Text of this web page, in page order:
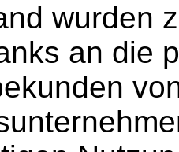
wurden
an die